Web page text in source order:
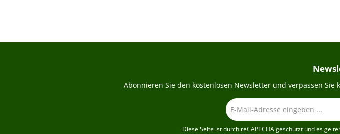
Abonnieren Sie den kostenlosen Newsletter und verpassen
E-
Mail-
Adresse
Diese Seite ist durch reCAPTCHA geschützt und es